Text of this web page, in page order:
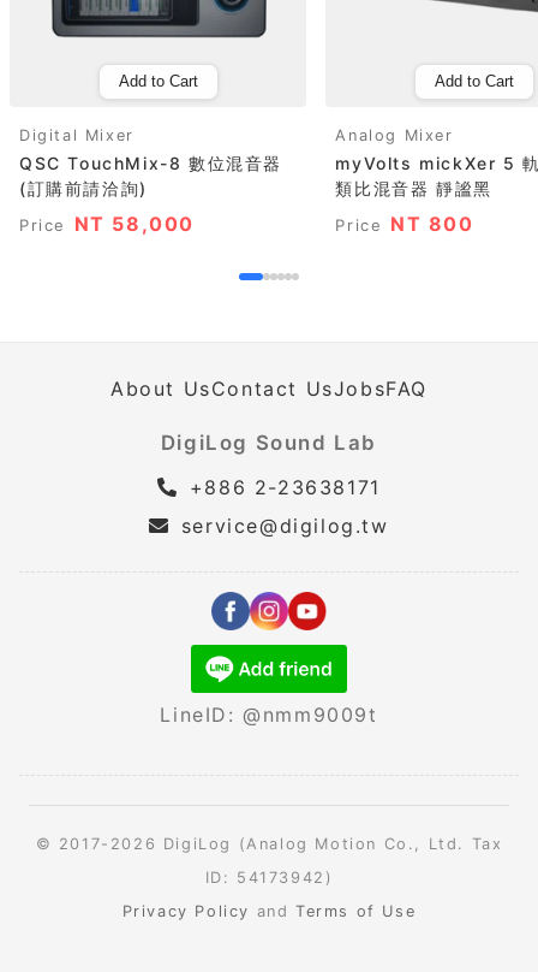
Add to Cart
Digital Mixer
QSC TouchMix-8 數位混音器
(訂購前請洽詢)
Price NT 58,000
Add to Cart
Analog Mixer
myVolts mickXer 5
類比混音器 靜謐黑
Price NT 800
About UsContact UsJobsFAQ
DigiLog Sound Lab
+886 2-23638171
service@digilog.tw
LineID: @nmm9009t
© 2017-2026 DigiLog (Analog Motion Co., Ltd. Tax
ID: 54173942)
Privacy Policy andTerms of Use